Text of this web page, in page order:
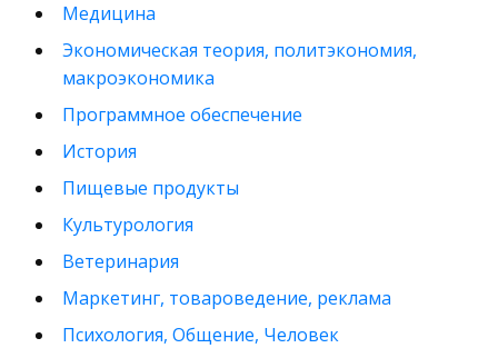
Медицина
Экономическая теория, политэкономия,
макроэкономика
Программное обеспечение
История
Пищевые продукты
Культурология
Ветеринария
Маркетинг, товароведение, реклама
Психология, Общение, Человек